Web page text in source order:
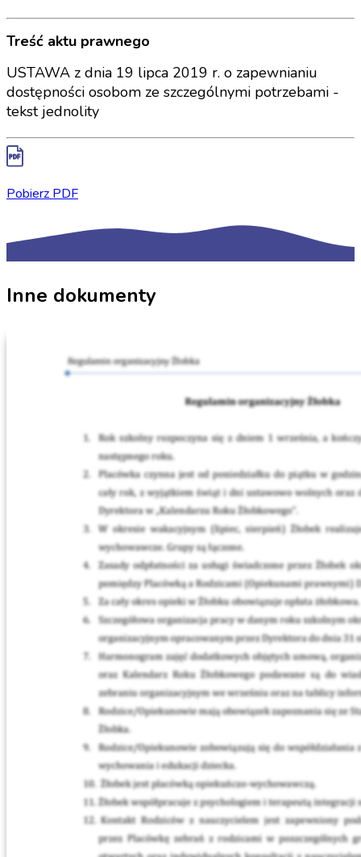
Treść aktu prawnego
USTAWA z dnia 19 lipca 2019 r. o zapewnianiu
dostępności osobom ze szczególnymi potrzebami -
tekst jednolity
Pobierz PDF
Inne dokumenty